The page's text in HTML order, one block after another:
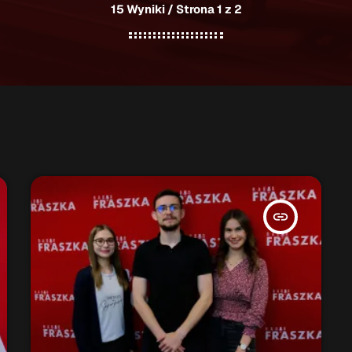
15 Wyniki / Strona 1 z 2
insert_link